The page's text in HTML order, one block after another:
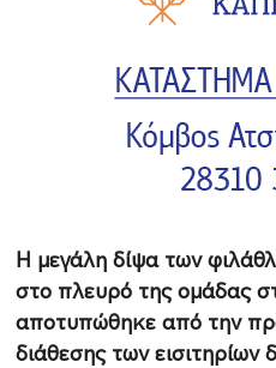
Η μεγάλη δίψα των
στο πλευρό της ομάδας
αποτυπώθηκε από την
διάθεσης των εισιτηρίων